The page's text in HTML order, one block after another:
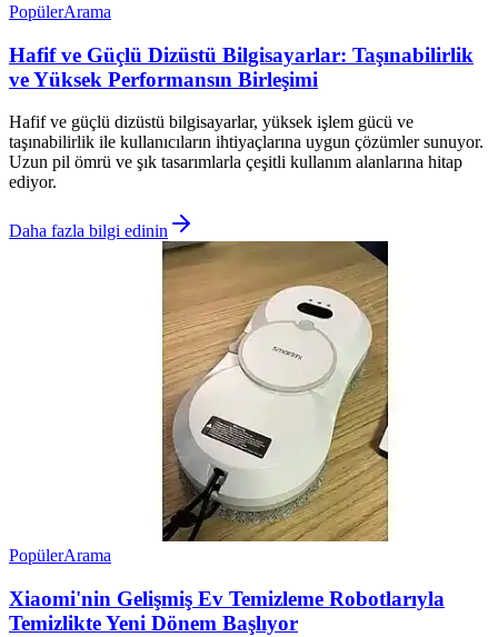
PopülerArama
Hafif ve Güçlü Dizüstü Bilgisayarlar: Taşınabilirlik
ve Yüksek Performansın Birleşimi
Hafif ve güçlü dizüstü bilgisayarlar, yüksek işlem gücü ve
taşınabilirlik ile kullanıcıların ihtiyaçlarına uygun çözümler sunuyor.
Uzun pil ömrü ve şık tasarımlarla çeşitli kullanım alanlarına hitap
ediyor.
Daha fazla bilgi edinin
PopülerArama
Xiaomi'nin Gelişmiş Ev Temizleme Robotlarıyla
Temizlikte Yeni Dönem Başlıyor